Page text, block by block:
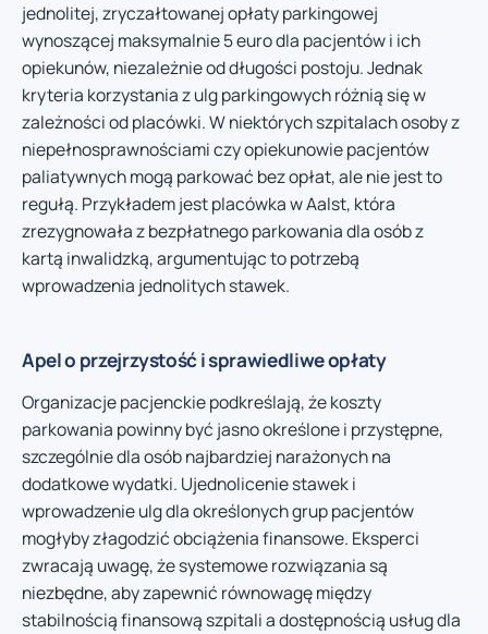
jednolitej, zryczałtowanej opłaty parkingowej
wynoszącej maksymalnie 5 euro dla pacjentów i ich
opiekunów, niezależnie od długości postoju. Jednak
kryteria korzystania z ulg parkingowych różnią się w
zależności od placówki. W niektórych szpitalach osoby z
niepełnosprawnościami czy opiekunowie pacjentów
paliatywnych mogą parkować bez opłat, ale nie jest to
regułą. Przykładem jest placówka w Aalst, która
zrezygnowała z bezpłatnego parkowania dla osób z
kartą inwalidzką, argumentując to potrzebą
wprowadzenia jednolitych stawek.
Apel o przejrzystość i sprawiedliwe opłaty
Organizacje pacjenckie podkreślają, że koszty
parkowania powinny być jasno określone i przystępne,
szczególnie dla osób najbardziej narażonych na
dodatkowe wydatki. Ujednolicenie stawek i
wprowadzenie ulg dla określonych grup pacjentów
mogłyby złagodzić obciążenia finansowe. Eksperci
zwracają uwagę, że systemowe rozwiązania są
niezbędne, aby zapewnić równowagę między
stabilnością finansową szpitali a dostępnością usług dla